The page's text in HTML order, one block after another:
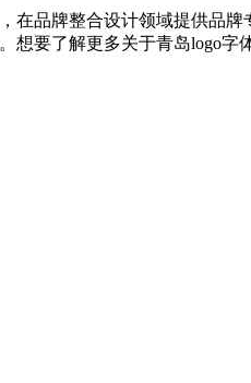
品牌整合设计领域提供品牌
要了解更多关于青岛logo字